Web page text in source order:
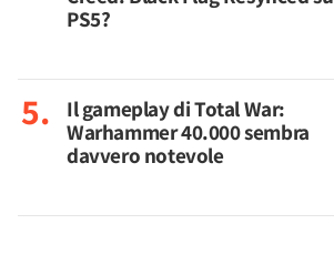
PS5?
Il gameplay di Total War:
Warhammer 40.000 sembra
davvero notevole